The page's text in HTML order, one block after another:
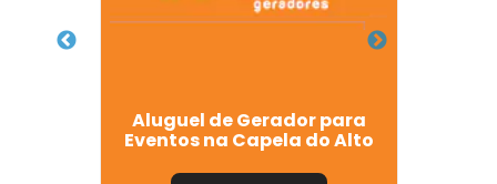
Aluguel de Gerador para
Eventos na Capela do Alto